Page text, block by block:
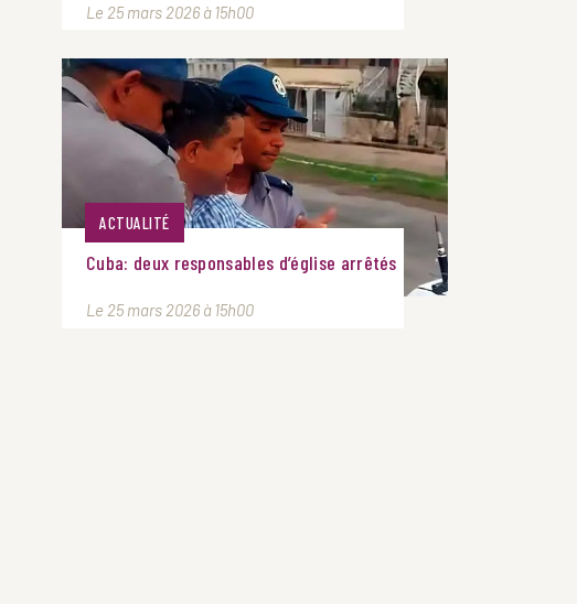
Le 25 mars 2026 à 15h00
ACTUALITÉ
Cuba: deux responsables d’église arrêtés
Le 25 mars 2026 à 15h00